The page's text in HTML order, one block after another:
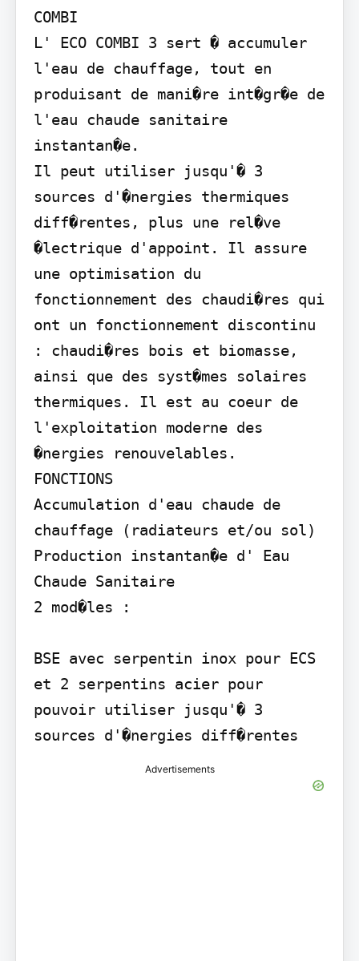
COMBI
L' ECO COMBI 3 sert � accumuler
l'eau de chauffage, tout en
produisant de mani�re int�gr�e de
l'eau chaude sanitaire
instantan�e.
Il peut utiliser jusqu'� 3
sources d'�nergies thermiques
diff�rentes, plus une rel�ve
�lectrique d'appoint. Il assure
une optimisation du
fonctionnement des chaudi�res qui
ont un fonctionnement discontinu
: chaudi�res bois et biomasse,
ainsi que des syst�mes solaires
thermiques. Il est au coeur de
l'exploitation moderne des
�nergies renouvelables.
FONCTIONS
Accumulation d'eau chaude de
chauffage (radiateurs et/ou sol)
Production instantan�e d' Eau
Chaude Sanitaire
2 mod�les :
BSE avec serpentin inox pour ECS
et 2 serpentins acier pour
pouvoir utiliser jusqu'� 3
sources d'�nergies diff�rentes
Advertisements